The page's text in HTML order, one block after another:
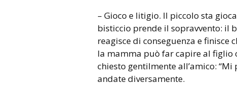
– Gioco e litigio. Il piccolo sta
bisticcio prende il sopravvento: il
reagisce di conseguenza e finisce
la mamma può far capire al figlio
chiesto gentilmente all’amico:
andate diversamente.